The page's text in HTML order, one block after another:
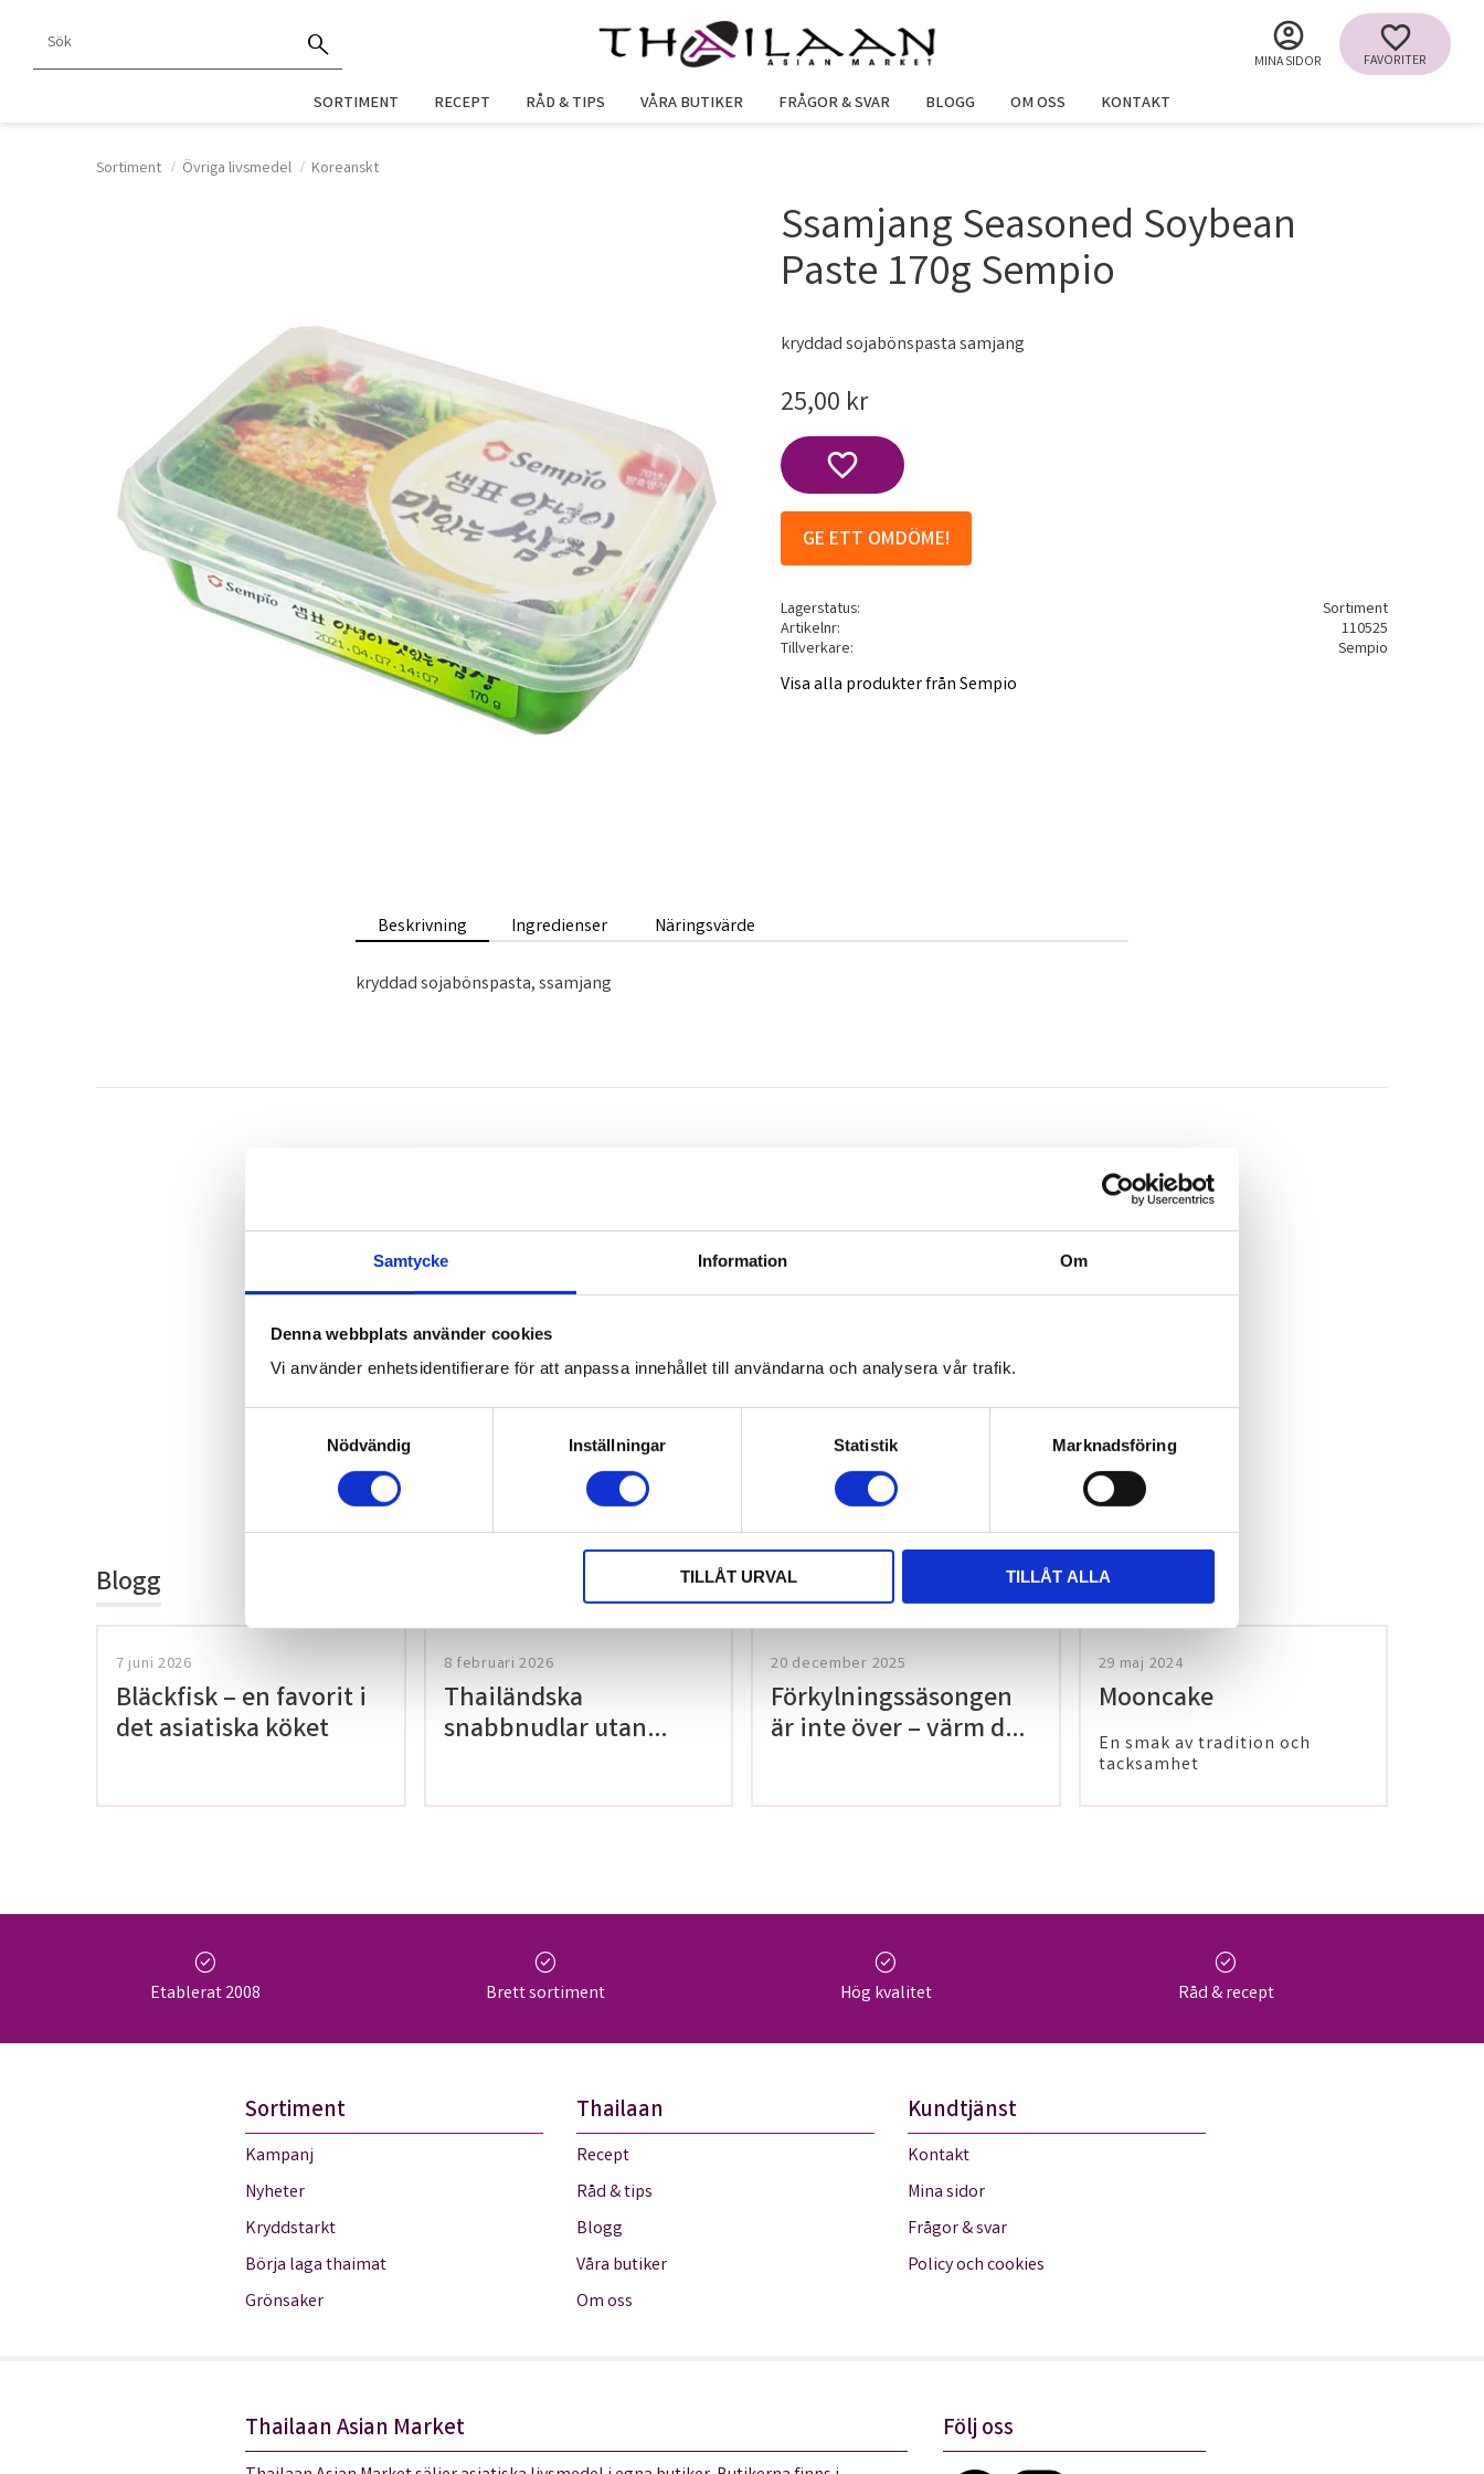
Samtycke Information Om
Denna webbplats använder cookies
Vi använder enhetsidentifierare för att anpassa innehållet till användarna och analysera vår trafik.
s
l
Nödvändig Inställningar Statistik Marknadsföring
TILLÅT URVAL TILLÅT ALLA
MINA SIDOR
FAVORITER
SORTIMENT
RECEPT RÅD & TIPS VÅRA BUTIKER FRÅGOR & SVAR BLOGG OM OSS KONTAKT
Sortiment Övriga livsmedel Koreanskt
Ssamjang Seasoned Soybean
Paste 170g Sempio
kryddad sojabönspasta samjang
25,00 kr
Lägg till i favoriter
Lagerstatus
Sortiment
Artikelnr
110525
Tillverkare
Sempio
Visa alla produkter från Sempio
GE ETT OMDÖME!
Beskrivning Ingredienser Näringsvärde
kryddad sojabönspasta, ssamjang
Bli den första att lämna ett
Blogg
7 juni 2026
Bläckfisk – en favorit i
det asiatiska köket
8 februari 2026
Thailändska
snabbnudlar utan
20 december 2025
Förkylningssäsongen
är inte över – värm dig
29 maj 2024
Mooncake
En smak av tradition och
tacksamhet
check_circle
Etablerat 2008
check_circle
Brett sortiment
check_circle
Hög kvalitet
check_circle
Råd & recept
Sortiment
Kampanj
Nyheter
Kryddstarkt
Börja laga thaimat
Grönsaker
Thailaan
Recept
Råd & tips
Blogg
Våra butiker
Om oss
Kundtjänst
Kontakt
Mina sidor
Frågor & svar
Policy och cookies
Thailaan Asian Market Följ oss